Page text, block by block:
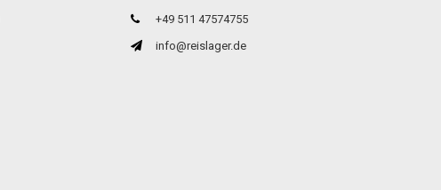
+49 511 47574755
info@reislager.de